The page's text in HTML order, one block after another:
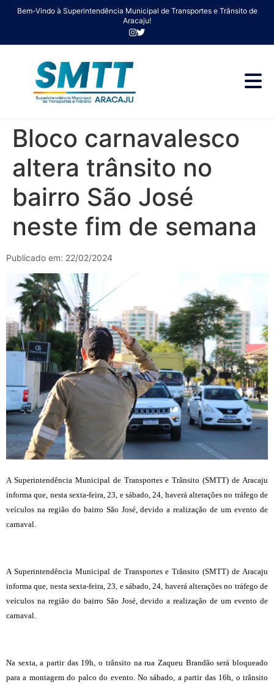
Bem-Vindo à Superintendência Municipal de Transportes e Trânsito de
Aracaju!
Bloco carnavalesco
altera trânsito no
bairro São José
neste fim de semana
Publicado em: 22/02/2024
A Superintendência Municipal de Transportes e Trânsito (SMTT) de Aracaju
informa que, nesta sexta-feira, 23, e sábado, 24, haverá alterações no tráfego de
veículos na região do bairro São José, devido a realização de um evento de
carnaval.
A Superintendência Municipal de Transportes e Trânsito (SMTT) de Aracaju
informa que, nesta sexta-feira, 23, e sábado, 24, haverá alterações no tráfego de
veículos na região do bairro São José, devido a realização de um evento de
carnaval.
Na sexta, a partir das 19h, o trânsito na rua Zaqueu Brandão será bloqueado
para a montagem do palco do evento. No sábado, a partir das 16h, o trânsito